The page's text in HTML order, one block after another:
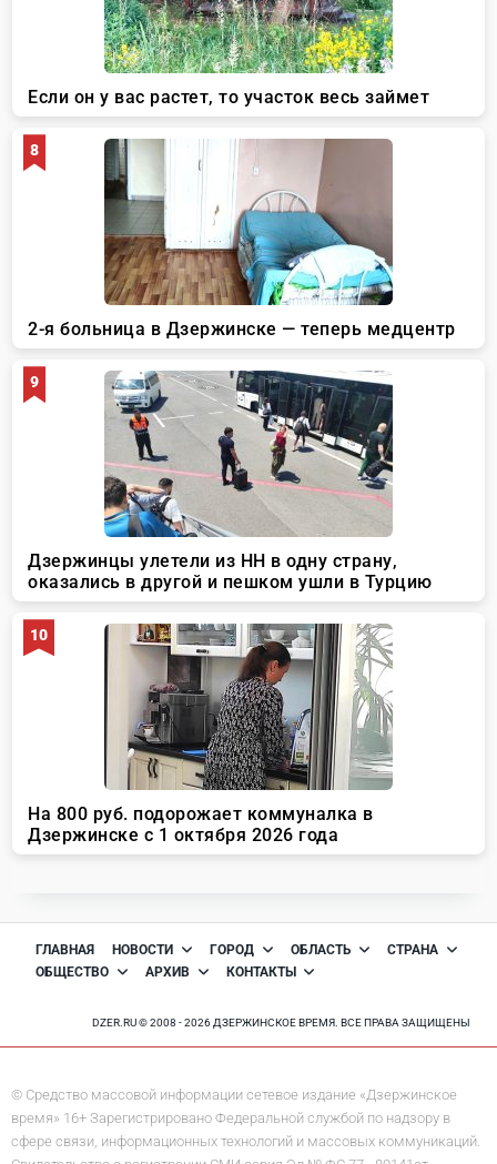
ГЛАВНАЯ НОВОСТИ ГОРОД ОБЛАСТЬ
СТРАНА
ОБЩЕСТВО
АРХИВ КОНТАКТЫ
DZER.RU © 2008 - 2026 ДЗЕРЖИНСКОЕ ВРЕМЯ. ВСЕ ПРАВА ЗАЩИЩЕНЫ
© Средство массовой информации сетевое издание «Дзержинское
время» 16+ Зарегистрировано Федеральной службой по надзору в
сфере связи, информационных технологий и массовых коммуникаций.